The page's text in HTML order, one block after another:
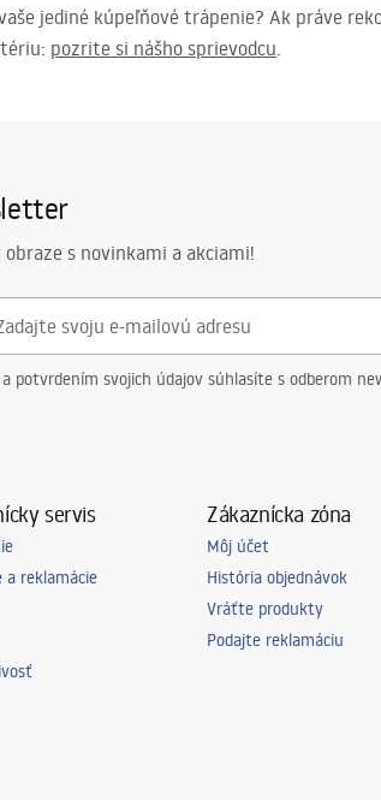
jediné kúpeľňové trápenie? Ak práve
pozrite si nášho sprievodcu.
obraze s novinkami a akciami!
potvrdením svojich údajov súhlasíte s odberom
servis
a reklamácie
Zákaznícka zóna
Môj účet
História objednávok
Vráťte produkty
Podajte reklamáciu